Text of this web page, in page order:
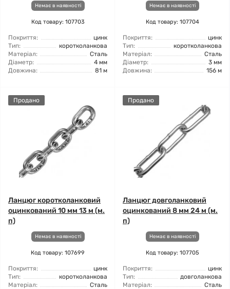
Немає в наявності
Код товару: 107703
Покриття:
цинк
Тип:
коротколанкова
Матеріал:
Сталь
Діаметр:
4 мм
Довжина:
81 м
Немає в наявності
Код товару: 107704
Покриття:
цинк
Тип:
коротколанкова
Матеріал:
Сталь
Діаметр:
3 мм
Довжина:
156 м
Продано
Ланцюг коротколанковий
оцинкований 10 мм 13 м (м.
п)
Немає в наявності
Код товару: 107699
Покриття:
цинк
Тип:
коротколанкова
Матеріал:
Сталь
Продано
Ланцюг довголанковий
оцинкований 8 мм 24 м (м.
п)
Немає в наявності
Код товару: 107705
Покриття:
цинк
Тип:
довголанкова
Матеріал:
Сталь